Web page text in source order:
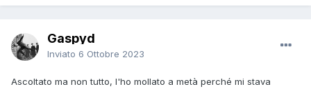
Gaspyd
Inviato 6 Ottobre 2023
Ascoltato ma non tutto, l'ho mollato a metà perché mi stava